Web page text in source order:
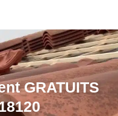
GRATUITS